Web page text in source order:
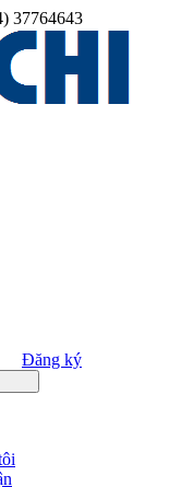
37764643
Đăng ký